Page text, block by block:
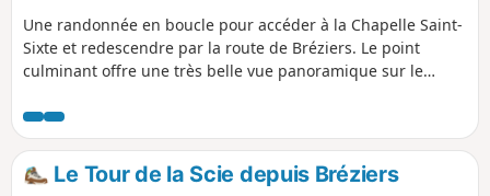
Une randonnée en boucle pour accéder à la Chapelle Saint-
Sixte et redescendre par la route de Bréziers. Le point
culminant offre une très belle vue panoramique sur le
sommets de Céüse, de Bure et du Mont Colombis. Mèfi, il y
a deux possibilités pour la fin de l'itinéraire: soit par une
large piste puis par la route (plus sûr mais plus long), soit
partir "hors sentier" pour couper à travers champs et
Le Tour de la Scie depuis Bréziers